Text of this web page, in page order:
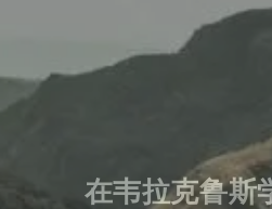
在韦拉克鲁斯